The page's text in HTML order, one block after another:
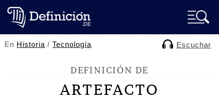
En Historia /Tecnología Escuchar
DEFINICIÓN DE
ARTEFACTO